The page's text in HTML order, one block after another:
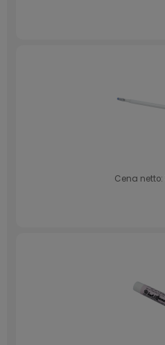
Cena netto: